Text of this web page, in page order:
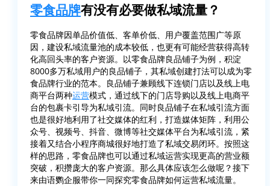
零食品牌有没有必要做私域流量？
零食品牌因单品价值低、客单价低、用户覆盖范围广等原
因，建设私域流量池的成本较低，也更有可能经营获得高转
化高回头率的客户资源。以零食品牌良品铺子为例，积淀
8000多万私域用户的良品铺子，其私域创建打法可以成为零
食品牌行业的范本。良品铺子兼顾线下连锁门店以及线上电
商平台两种运营模式，通过线下的门店导购以及线上电商平
台的包裹卡引导为私域引流。同时良品铺子在私域引流方面
也是很好地利用了社交媒体的红利，打造媒体矩阵，利用公
众号、视频号、抖音、微博等社交媒体平台为私域引流，紧
接着又结合小程序商城很好地打造了私域交易闭环。按照这
样的思路，零食品牌也可以通过私域运营实现更高的营业额
突破，积攒庞大的客户资源。那么具体应该怎么做呢？接下
来由语鹦企服带你一同探究零食品牌如何运营私域流量。